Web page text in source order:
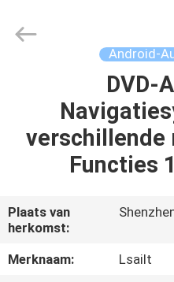
PRODUCTEN
ONGEVEER
ONS
Automobile
Electron
Android-
DVD-
verschillende
Functies
Plaats van
herkomst:
Merknaam:
Lsailt